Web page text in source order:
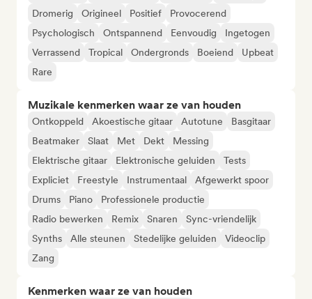
Dromerig
Origineel Positief
Provocerend
Psychologisch
Ontspannend Eenvoudig
Ingetogen
Verrassend
Tropical Ondergronds Boeiend
Upbeat
Rare
Muzikale kenmerken waar ze van houden
Ontkoppeld Akoestische gitaar Autotune
Basgitaar
Beatmaker
Slaat Met Dekt
Messing
Elektrische gitaar
Elektronische geluiden
Tests
Expliciet
Freestyle Instrumentaal
Afgewerkt spoor
Drums
Piano
Professionele productie
Radio bewerken
Remix Snaren
Sync-vriendelijk
Synths
Alle steunen Stedelijke geluiden
Videoclip
Zang
Kenmerken waar ze van houden